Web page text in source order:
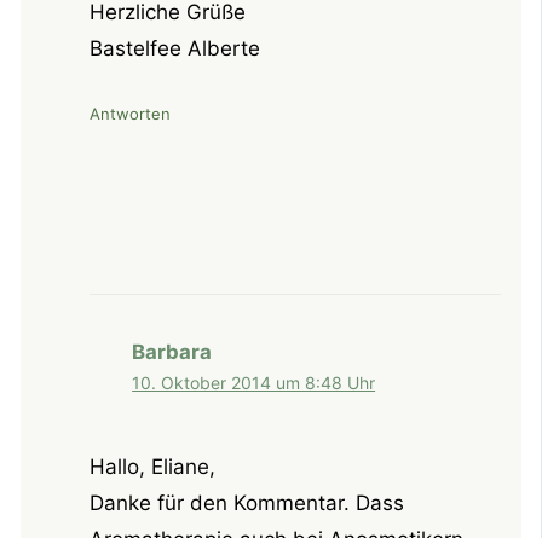
Herzliche Grüße
Bastelfee Alberte
Antworten
Barbara
10. Oktober 2014 um 8:48 Uhr
Hallo, Eliane,
Danke für den Kommentar. Dass